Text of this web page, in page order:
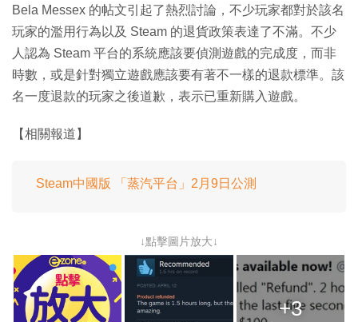
Bela Messex 的帖文引起了熱烈討論，不少玩家都對於該名
玩家的濫用行為以及 Steam 的退貨政策表達了不滿。不少
人認為 Steam 平台的系統應該要偵測遊戲的完成度，而非
時數，或是針對獨立遊戲應該要有著不一樣的退款標準。該
名一度退款的玩家之後道歉，表示已重新購入遊戲。
【相關報道】
Steam中國版 「蒸汽平台」2月9日公測
↓點擊圖片放大↓
+3